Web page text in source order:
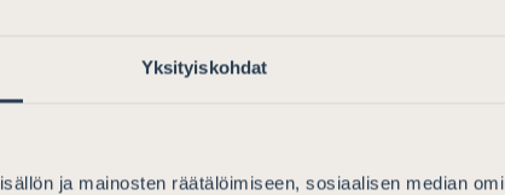
Yksityiskohdat
ja mainosten räätälöimiseen, sosiaalisen median
Hytinantti, Jussi Kivi, Matti